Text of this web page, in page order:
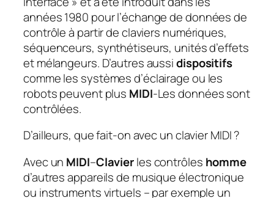
années 1980 pour l’échange de données de
contrôle à partir de claviers numériques,
séquenceurs, synthétiseurs, unités d’effets
et mélangeurs. D’autres aussidispositifs
comme les systèmes d’éclairage ou les
robots peuvent plus MIDI-Les données sont
contrôlées.
D’ailleurs, que fait-on avec un clavier MIDI ?
Avec un MIDI–Clavierles contrôles homme
d’autres appareils de musique électronique
ou instruments virtuels – par exemple un